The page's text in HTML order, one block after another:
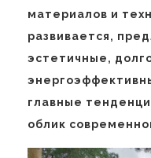
материалов и
развивается,
эстетичные,
главные
облик